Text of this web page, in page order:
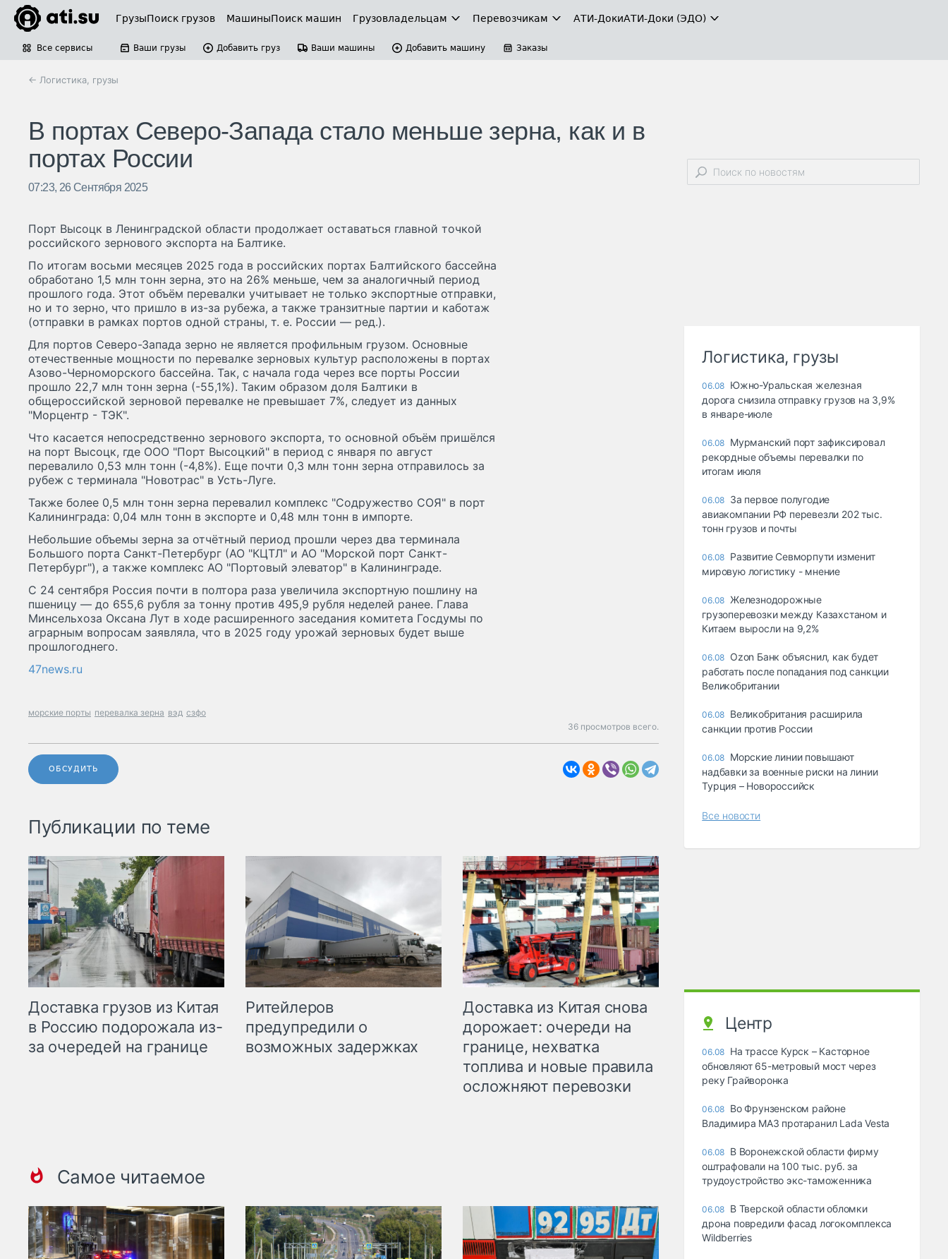
ГрузыПоиск грузов МашиныПоиск машин Грузовладельцам Перевозчикам АТИ-ДокиАТИ-Доки (ЭДО)
Все сервисы Ваши грузы Добавить груз Ваши машины Добавить машину Заказы
← Логистика, грузы
В портах Северо-Запада стало меньше зерна, как и в
портах России
07:23, 26 Сентября 2025
Порт Высоцк в Ленинградской области продолжает оставаться главной точкой
российского зернового экспорта на Балтике.
По итогам восьми месяцев 2025 года в российских портах Балтийского бассейна
обработано 1,5 млн тонн зерна, это на 26% меньше, чем за аналогичный период
прошлого года. Этот объём перевалки учитывает не только экспортные отправки,
но и то зерно, что пришло в из-за рубежа, а также транзитные партии и каботаж
(отправки в рамках портов одной страны, т. е. России — ред.).
Для портов Северо-Запада зерно не является профильным грузом. Основные
отечественные мощности по перевалке зерновых культур расположены в портах
Азово-Черноморского бассейна. Так, с начала года через все порты России
прошло 22,7 млн тонн зерна (-55,1%). Таким образом доля Балтики в
общероссийской зерновой перевалке не превышает 7%, следует из данных
"Морцентр - ТЭК".
Что касается непосредственно зернового экспорта, то основной объём пришёлся
на порт Высоцк, где ООО "Порт Высоцкий" в период с января по август
перевалило 0,53 млн тонн (-4,8%). Еще почти 0,3 млн тонн зерна отправилось за
рубеж с терминала "Новотрас" в Усть-Луге.
Также более 0,5 млн тонн зерна перевалил комплекс "Содружество СОЯ" в порт
Калининграда: 0,04 млн тонн в экспорте и 0,48 млн тонн в импорте.
Небольшие объемы зерна за отчётный период прошли через два терминала
Большого порта Санкт-Петербург (АО "КЦТЛ" и АО "Морской порт Санкт-
Петербург"), а также комплекс АО "Портовый элеватор" в Калининграде.
С 24 сентября Россия почти в полтора раза увеличила экспортную пошлину на
пшеницу — до 655,6 рубля за тонну против 495,9 рубля неделей ранее. Глава
Минсельхоза Оксана Лут в ходе расширенного заседания комитета Госдумы по
аграрным вопросам заявляла, что в 2025 году урожай зерновых будет выше
прошлогоднего.
47news.ru
морские порты перевалка зерна вэд сзфо
36 просмотров всего.
ОБСУДИТЬ
Публикации по теме
Доставка грузов из Китая
в Россию подорожала из-
за очередей на границе
Ритейлеров
предупредили о
возможных задержках
Доставка из Китая снова
дорожает: очереди на
границе, нехватка
топлива и новые правила
осложняют перевозки
Самое читаемое
Логистика, грузы
06.08 Южно-Уральская железная
дорога снизила отправку грузов на 3,9%
в январе-июле
06.08 Мурманский порт зафиксировал
рекордные объемы перевалки по
итогам июля
06.08 За первое полугодие
авиакомпании РФ перевезли 202 тыс.
тонн грузов и почты
06.08 Развитие Севморпути изменит
мировую логистику - мнение
06.08 Железнодорожные
грузоперевозки между Казахстаном и
Китаем выросли на 9,2%
06.08 Ozon Банк объяснил, как будет
работать после попадания под санкции
Великобритании
06.08 Великобритания расширила
санкции против России
06.08 Морские линии повышают
надбавки за военные риски на линии
Турция – Новороссийск
Все новости
Центр
06.08 На трассе Курск – Касторное
обновляют 65-метровый мост через
реку Грайворонка
06.08 Во Фрунзенском районе
Владимира МАЗ протаранил Lada Vesta
06.08 В Воронежской области фирму
оштрафовали на 100 тыс. руб. за
трудоустройство экс-таможенника
06.08 В Тверской области обломки
дрона повредили фасад логокомплекса
Wildberries